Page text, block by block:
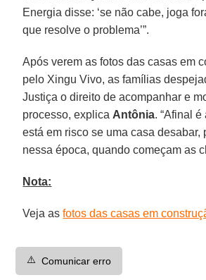
Energia disse: ‘se não cabe, joga
que resolve o problema’”.
Após verem as fotos das casas em
pelo Xingu Vivo, as famílias
Justiça o direito de acompanhar e
processo, explica Antônia. “Afinal
está em risco se uma casa desabar,
nessa época, quando começam as
Nota:
Veja asfotos das casas em
⚠️ Comunicar erro